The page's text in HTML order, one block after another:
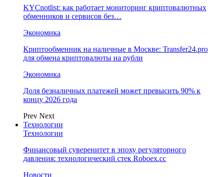
KYCnotlist: как работает мониторинг криптовалютных
обменников и сервисов без…
Экономика
Криптообменник на наличные в Москве: Transfer24.pro
для обмена криптовалюты на рубли
Экономика
Доля безналичных платежей может превысить 90% к
концу 2026 года
Prev Next
Технологии
Технологии
Финансовый суверенитет в эпоху регуляторного
давления: технологический стек Roboex.cc
Новости